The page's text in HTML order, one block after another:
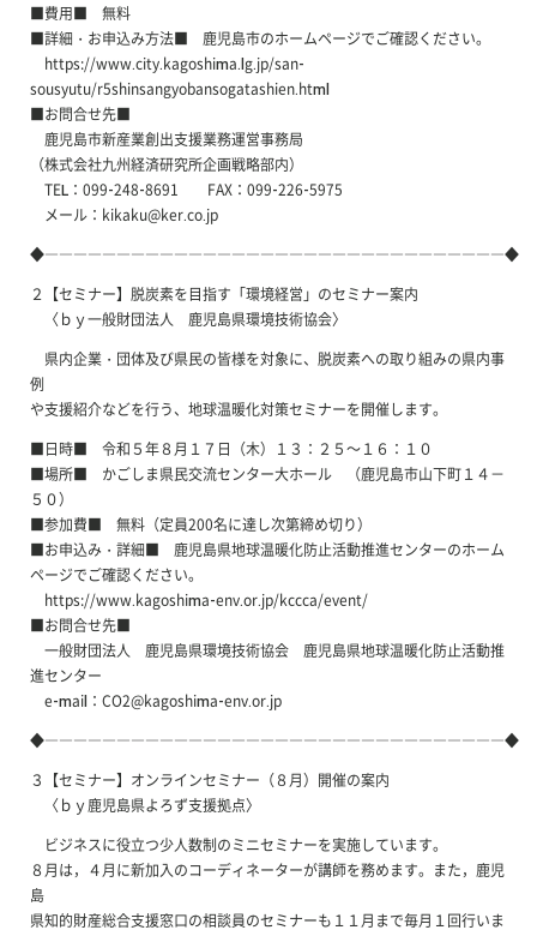
■費用■ 無料
■詳細・お申込み方法■ 鹿児島市のホームページでご確認ください。
https://www.city.kagoshima.lg.jp/san-
sousyutu/r5shinsangyobansogatashien.html
■お問合せ先■
鹿児島市新産業創出支援業務運営事務局
（株式会社九州経済研究所企画戦略部内）
TEL：099-248-8691 FAX：099-226-5975
メール：kikaku@ker.co.jp
◆――――――――――――――――――――――――――――――――◆
２【セミナー】脱炭素を目指す「環境経営」のセミナー案内
〈ｂｙ一般財団法人 鹿児島県環境技術協会〉
県内企業・団体及び県民の皆様を対象に、脱炭素への取り組みの県内事
例
や支援紹介などを行う、地球温暖化対策セミナーを開催します。
■日時■ 令和５年８月１７日（木）１３：２５～１６：１０
■場所■ かごしま県民交流センター大ホール （鹿児島市山下町１４－
５０）
■参加費■ 無料（定員200名に達し次第締め切り）
■お申込み・詳細■ 鹿児島県地球温暖化防止活動推進センターのホーム
ページでご確認ください。
https://www.kagoshima-env.or.jp/kccca/event/
■お問合せ先■
一般財団法人 鹿児島県環境技術協会 鹿児島県地球温暖化防止活動推
進センター
e-mail：CO2@kagoshima-env.or.jp
◆――――――――――――――――――――――――――――――――◆
３【セミナー】オンラインセミナー（８月）開催の案内
〈ｂｙ鹿児島県よろず支援拠点〉
ビジネスに役立つ少人数制のミニセミナーを実施しています。
８月は，４月に新加入のコーディネーターが講師を務めます。また，鹿児
島
県知的財産総合支援窓口の相談員のセミナーも１１月まで毎月１回行いま